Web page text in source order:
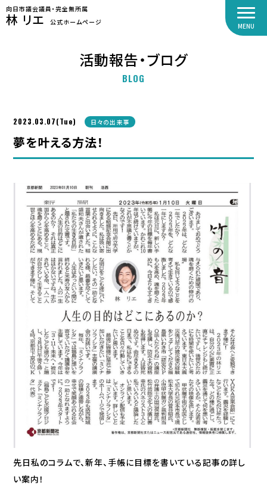
向日市議会議員・完全無所属
林 リエ 公式ホームページ MENU
活動報告・ブログ
BLOG
2023.03.07(Tue) 日々の出来事
夢を叶える方法！
先日私のコラムで、新年、手帳に目標を書いている記事の詳し
い案内！